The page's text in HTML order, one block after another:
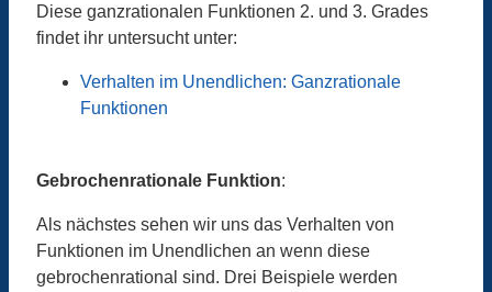
Diese ganzrationalen Funktionen 2. und 3. Grades
findet ihr untersucht unter:
Verhalten im Unendlichen: Ganzrationale
Funktionen
Gebrochenrationale Funktion:
Als nächstes sehen wir uns das Verhalten von
Funktionen im Unendlichen an wenn diese
gebrochenrational sind. Drei Beispiele werden